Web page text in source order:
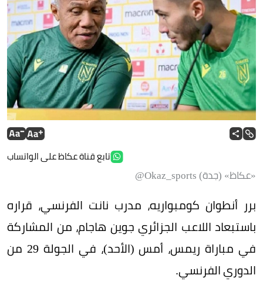
تابع قناة عكاظ على الواتساب
«عكاظ» (جدة) Okaz_sports@
برر أنطوان كومبواريه، مدرب نانت الفرنسي، قراره
باستبعاد اللاعب الجزائري جوين هاجام، من المشاركة
في مباراة ريمس، أمس (الأحد)، في الجولة 29 من
الدوري الفرنسي.